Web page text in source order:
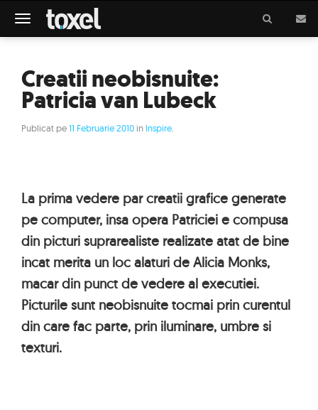
Meniu
Creatii neobisnuite:
Patricia van Lubeck
Publicat pe11 Februarie 2010 in Inspire
La prima vedere par creatii grafice generate
pe computer, insa opera Patriciei e compusa
din picturi suprarealiste realizate atat de bine
incat merita un loc alaturi de Alicia Monks,
macar din punct de vedere al executiei.
Picturile sunt neobisnuite tocmai prin curentul
din care fac parte, prin iluminare, umbre si
texturi.